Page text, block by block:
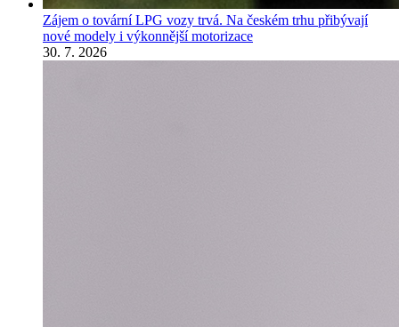
Zájem o tovární LPG vozy trvá. Na českém trhu přibývají
nové modely i výkonnější motorizace
30. 7. 2026